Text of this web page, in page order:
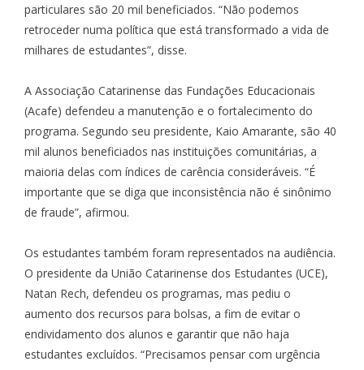
particulares são 20 mil beneficiados. “Não podemos
retroceder numa política que está transformado a vida de
milhares de estudantes”, disse.
A Associação Catarinense das Fundações Educacionais
(Acafe) defendeu a manutenção e o fortalecimento do
programa. Segundo seu presidente, Kaio Amarante, são 40
mil alunos beneficiados nas instituições comunitárias, a
maioria delas com índices de carência consideráveis. “É
importante que se diga que inconsistência não é sinônimo
de fraude”, afirmou.
Os estudantes também foram representados na audiência.
O presidente da União Catarinense dos Estudantes (UCE),
Natan Rech, defendeu os programas, mas pediu o
aumento dos recursos para bolsas, a fim de evitar o
endividamento dos alunos e garantir que não haja
estudantes excluídos. “Precisamos pensar com urgência